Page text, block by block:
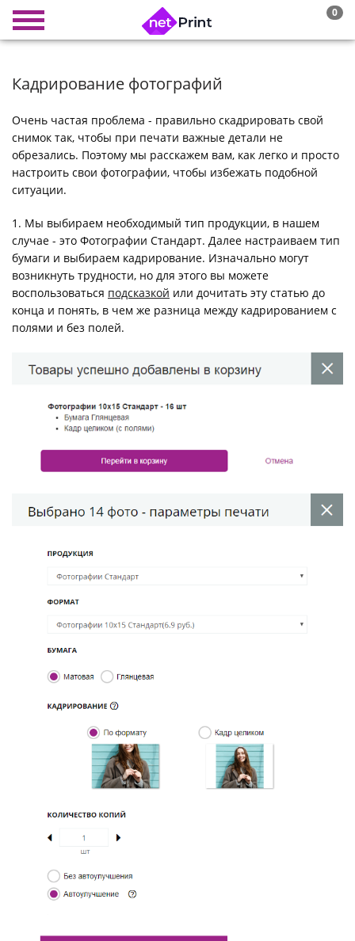
0
Кадрирование фотографий
Очень частая проблема - правильно скадрировать свой
снимок так, чтобы при печати важные детали не
обрезались. Поэтому мы расскажем вам, как легко и просто
настроить свои фотографии, чтобы избежать подобной
ситуации.
1. Мы выбираем необходимый тип продукции, в нашем
случае - это Фотографии Стандарт. Далее настраиваем тип
бумаги и выбираем кадрирование. Изначально могут
возникнуть трудности, но для этого вы можете
воспользоваться подсказкой или дочитать эту статью до
конца и понять, в чем же разница между кадрированием с
полями и без полей.